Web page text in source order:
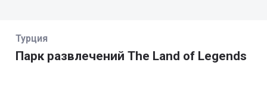
Турция
Парк развлечений The Land of Legends